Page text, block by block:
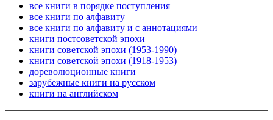
все книги в порядке поступления
все книги по алфавиту
все книги по алфавиту и с аннотациями
книги постсоветской эпохи
книги советской эпохи (1953-1990)
книги советской эпохи (1918-1953)
дореволюционные книги
зарубежные книги на русском
книги на английском